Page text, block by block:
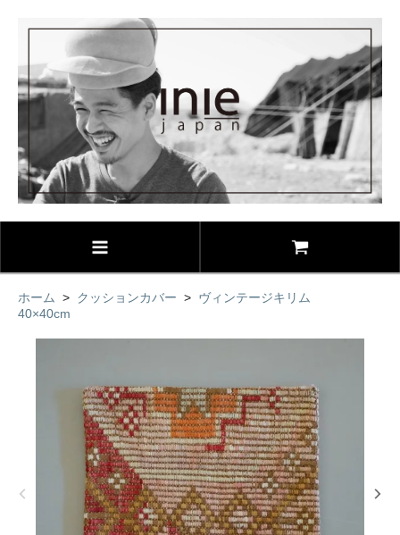
ホーム > クッションカバー > ヴィンテージキリム
40×40cm